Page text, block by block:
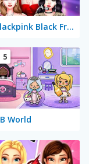
Blackpink Black Friday Fever
World
5